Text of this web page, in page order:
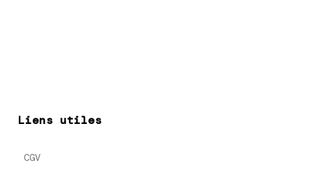
Liens utiles
CGV